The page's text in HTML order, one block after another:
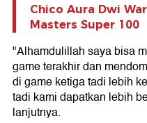
Chico Aura Dwi
Masters Super 100
"Alhamdulillah saya bisa
game terakhir dan
di game ketiga tadi lebih
tadi kami dapatkan lebih
lanjutnya.